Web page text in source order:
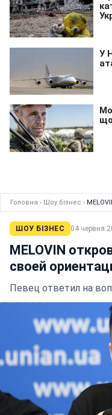
Головна › Шоу бізнес ›
ШОУ БІЗНЕС 04 червня
MELOVIN
своей
Певец ответил на